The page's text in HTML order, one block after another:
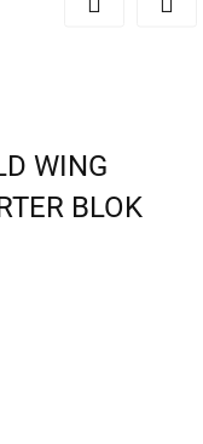
WING
BLOK